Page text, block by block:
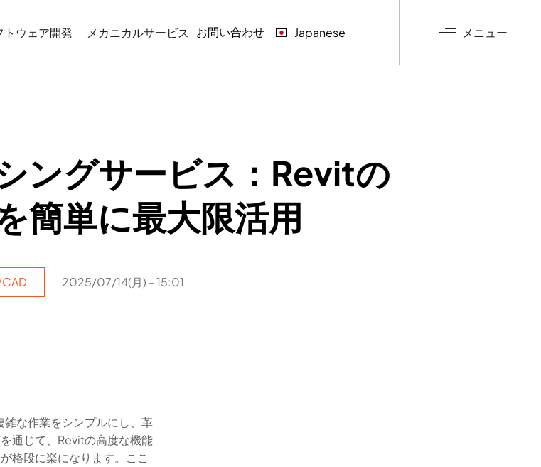
トウェア開発 メカニカルサービス お問い合わせ Japanese メニュー
ングサービス：Revitの
簡単に最大限活用
2025/07/14(月) - 15:01
な作業をシンプルにし、革
通じて、Revitの高度な機能
格段に楽になります。ここ